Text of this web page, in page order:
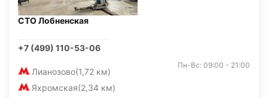
СТО Лобненская
+7 (499) 110-53-06
Лианозово(1,72 км)
Яхромская(2,34 км)
Пн-Вс: 09:00 - 21:00